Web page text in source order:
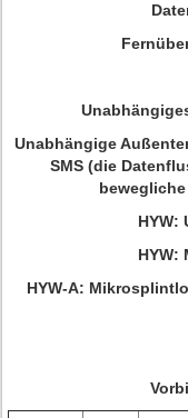
Unabhängige
SMS (die
HYW:
HYW:
HYW-A: